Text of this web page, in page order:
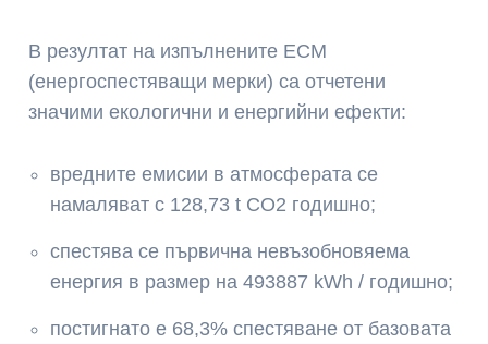
В резултат на изпълнените ЕСМ
(енергоспестяващи мерки) са отчетени
значими екологични и енергийни ефекти:
вредните емисии в атмосферата се
намаляват с 128,73 t СО2 годишно;
спестява се първична невъзобновяема
енергия в размер на 493887 kWh / годишно;
постигнато е 68,3% спестяване от базовата